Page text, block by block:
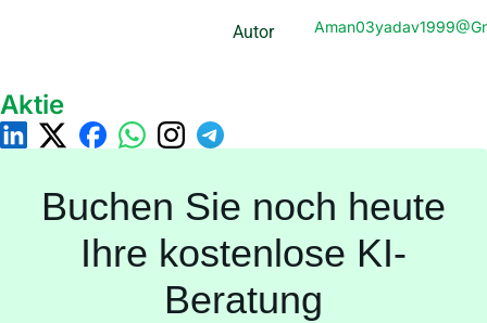
Autor
Aktie
Buchen Sie noch heute
Ihre kostenlose KI-
Beratung